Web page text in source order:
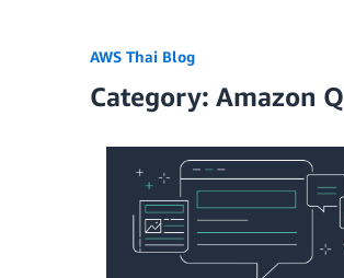
AWS Thai Blog
Category: Amazon Q